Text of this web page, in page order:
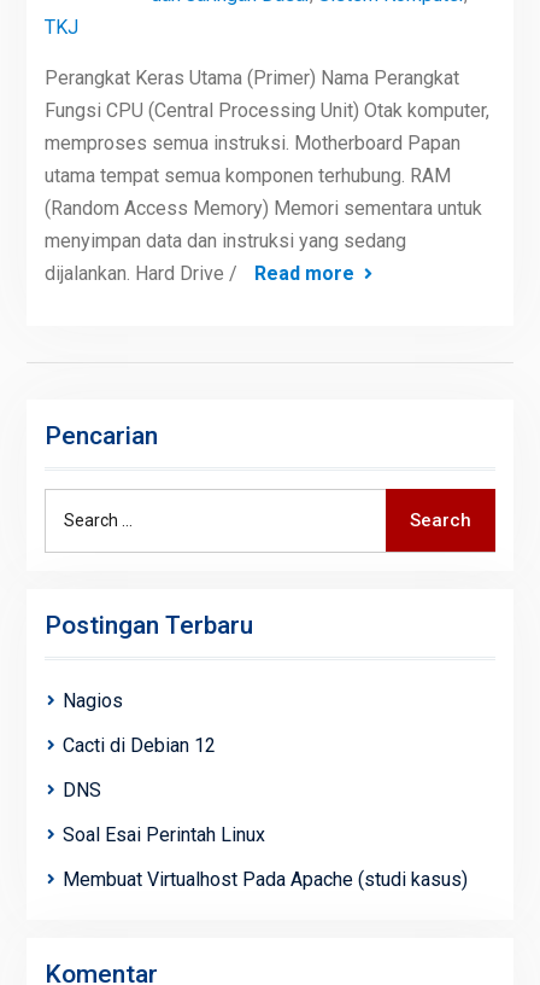
TKJ
Perangkat Keras Utama (Primer) Nama Perangkat
Fungsi CPU (Central Processing Unit) Otak komputer,
memproses semua instruksi. Motherboard Papan
utama tempat semua komponen terhubung. RAM
(Random Access Memory) Memori sementara untuk
menyimpan data dan instruksi yang sedang
dijalankan. Hard Drive /
Read more
Pencarian
Search
Postingan Terbaru
Nagios
Cacti di Debian 12
DNS
Soal Esai Perintah Linux
Membuat Virtualhost Pada Apache (studi kasus)
Komentar